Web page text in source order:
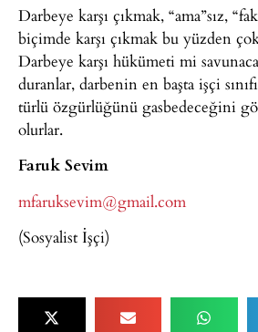
Darbeye karşı çıkmak, “ama”sız,
biçimde karşı çıkmak bu yüzden
Darbeye karşı hükümeti mi
duranlar, darbenin en başta işçi
türlü özgürlüğünü gasbedeceğini
olurlar.
Faruk Sevim
mfaruksevim@gmail.com
(Sosyalist İşçi)